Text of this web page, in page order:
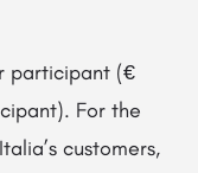
participant (€
For the
customers,